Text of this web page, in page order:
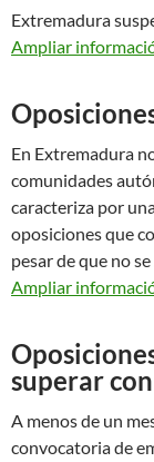
Extremadura
Ampliar
En Extremadura
comunidades
caracteriza por
oposiciones que
pesar de que no
Ampliar
superar
A menos de un
convocatoria de